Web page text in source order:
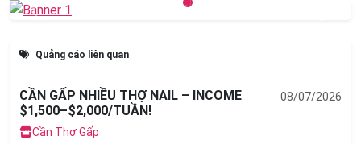
Previous
Quảng cáo liên quan
CẦN GẤP NHIỀU THỢ NAIL – INCOME
$1,500–$2,000/TUẦN!
Cần Thợ Gấp
08/07/2026